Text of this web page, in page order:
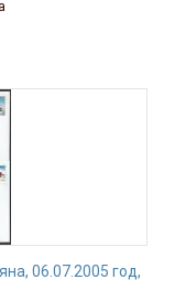
06.07.2005 год,